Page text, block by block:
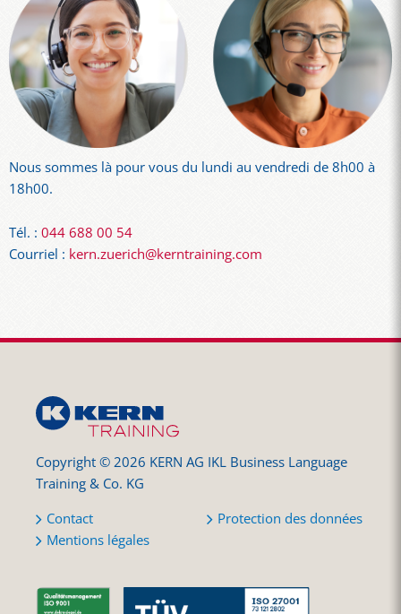
Nous sommes là pour vous du lundi au vendredi de 8h00 à
18h00.
Tél. : 044 688 00 54
Courriel : kern.zuerich@kerntraining.com
Copyright © 2026 KERN AG IKL Business Language
Training & Co. KG
Contact
Mentions légales
Protection des données